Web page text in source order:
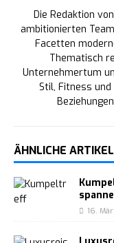
Die Redaktion
ambitionierten
Facetten
Thematisch
Unternehmertum
Stil, Fitness und
ÄHNLICHE ARTIKEL
16.